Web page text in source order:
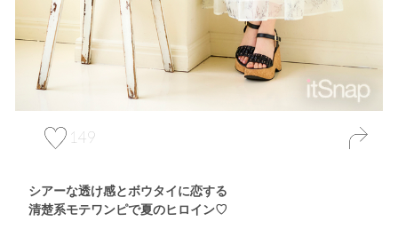
149
シアーな透け感とボウタイに恋する
清楚系モテワンピで夏のヒロイン♡